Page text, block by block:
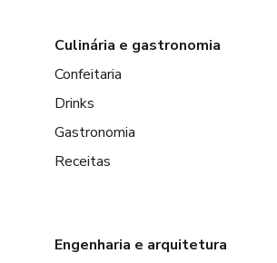
Culinária e gastronomia
Confeitaria
Drinks
Gastronomia
Receitas
Engenharia e arquitetura